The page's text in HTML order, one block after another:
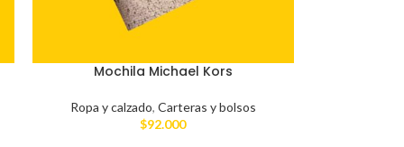
Mochila Michael Kors
Ropa y calzado, Carteras y bolsos
$92.000